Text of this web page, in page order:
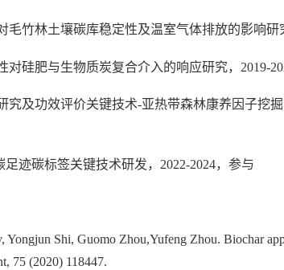
竹林土壤碳库稳定性及温室气体排放的影响研
硅肥与生物质炭复合介入的响应研究，2019-
及功效评价关键技术-亚热带森林康养因子挖
迹碳标签关键技术研发，2022-2024，参与
Shi, Guomo Zhou,Yufeng Zhou. Biochar
75 (2020) 118447.